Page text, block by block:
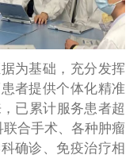
为基础，充分发挥
者提供个体化精准
已累计服务患者超
合手术、各种肿瘤
确诊、免疫治疗相